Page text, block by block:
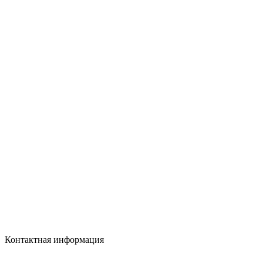
Контактная информация